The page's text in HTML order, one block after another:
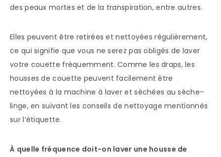
des peaux mortes et de la transpiration, entre autres.
Elles peuvent être retirées et nettoyées régulièrement,
ce qui signifie que vous ne serez pas obligés de laver
votre couette fréquemment. Comme les draps, les
housses de couette peuvent facilement être
nettoyées à la machine à laver et séchées au sèche-
linge, en suivant les conseils de nettoyage mentionnés
sur l’étiquette.
À quelle fréquence doit-on laver une housse de